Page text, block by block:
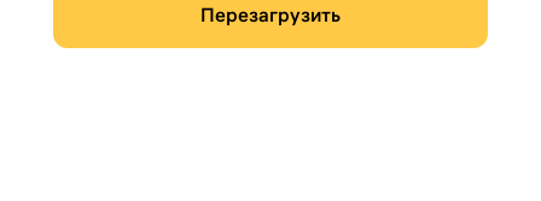
Перезагрузить